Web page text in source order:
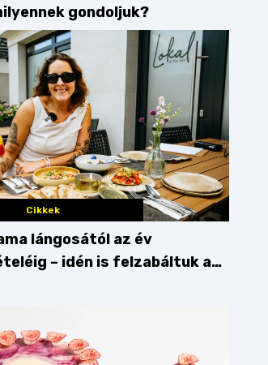
gondoljuk?
Cikkek
lángosától az év
– idén is felzabáltuk a